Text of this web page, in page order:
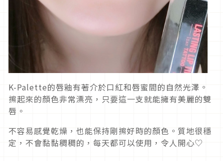
K-Palette的唇釉有著介於口紅和唇蜜間的自然光澤。
擦起來的顏色非常漂亮，只要這一支就能擁有美麗的雙
唇。
不容易感覺乾燥，也能保持剛擦好時的顏色。質地很穩
定，不會黏黏稠稠的，每天都可以使用，令人開心♡